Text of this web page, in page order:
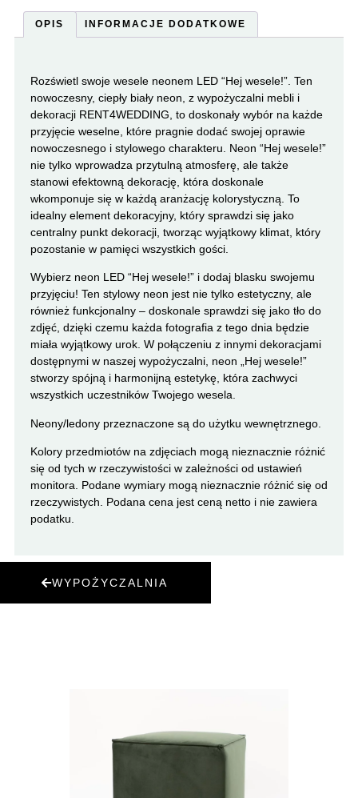
OPIS INFORMACJE DODATKOWE
Rozświetl swoje wesele neonem LED “Hej wesele!”. Ten
nowoczesny, ciepły biały neon, z wypożyczalni mebli i
dekoracji RENT4WEDDING, to doskonały wybór na każde
przyjęcie weselne, które pragnie dodać swojej oprawie
nowoczesnego i stylowego charakteru. Neon “Hej wesele!”
nie tylko wprowadza przytulną atmosferę, ale także
stanowi efektowną dekorację, która doskonale
wkomponuje się w każdą aranżację kolorystyczną. To
idealny element dekoracyjny, który sprawdzi się jako
centralny punkt dekoracji, tworząc wyjątkowy klimat, który
pozostanie w pamięci wszystkich gości.
Wybierz neon LED “Hej wesele!” i dodaj blasku swojemu
przyjęciu! Ten stylowy neon jest nie tylko estetyczny, ale
również funkcjonalny – doskonale sprawdzi się jako tło do
zdjęć, dzięki czemu każda fotografia z tego dnia będzie
miała wyjątkowy urok. W połączeniu z innymi dekoracjami
dostępnymi w naszej wypożyczalni, neon „Hej wesele!”
stworzy spójną i harmonijną estetykę, która zachwyci
wszystkich uczestników Twojego wesela.
Neony/ledony przeznaczone są do użytku wewnętrznego.
Kolory przedmiotów na zdjęciach mogą nieznacznie różnić
się od tych w rzeczywistości w zależności od ustawień
monitora. Podane wymiary mogą nieznacznie różnić się od
rzeczywistych. Podana cena jest ceną netto i nie zawiera
podatku.
WYPOŻYCZALNIA